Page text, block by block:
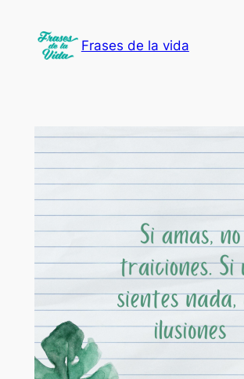
contenido
Frases de la vida